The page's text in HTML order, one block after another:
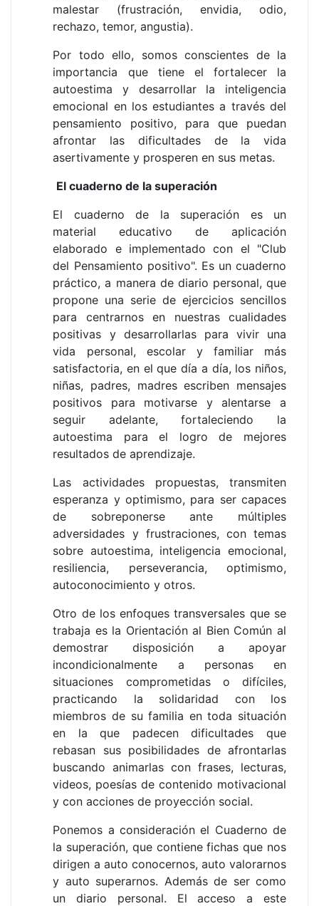
malestar (frustración, envidia, odio,
rechazo, temor, angustia).
Por todo ello, somos conscientes de la
importancia que tiene el fortalecer la
autoestima y desarrollar la inteligencia
emocional en los estudiantes a través del
pensamiento positivo, para que puedan
afrontar las dificultades de la vida
asertivamente y prosperen en sus metas.
El cuaderno de la superación
El cuaderno de la superación es un
material educativo de aplicación
elaborado e implementado con el "Club
del Pensamiento positivo". Es un cuaderno
práctico, a manera de diario personal, que
propone una serie de ejercicios sencillos
para centrarnos en nuestras cualidades
positivas y desarrollarlas para vivir una
vida personal, escolar y familiar más
satisfactoria, en el que día a día, los niños,
niñas, padres, madres escriben mensajes
positivos para motivarse y alentarse a
seguir adelante, fortaleciendo la
autoestima para el logro de mejores
resultados de aprendizaje.
Las actividades propuestas, transmiten
esperanza y optimismo, para ser capaces
de sobreponerse ante múltiples
adversidades y frustraciones, con temas
sobre autoestima, inteligencia emocional,
resiliencia, perseverancia, optimismo,
autoconocimiento y otros.
Otro de los enfoques transversales que se
trabaja es la Orientación al Bien Común al
demostrar disposición a apoyar
incondicionalmente a personas en
situaciones comprometidas o difíciles,
practicando la solidaridad con los
miembros de su familia en toda situación
en la que padecen dificultades que
rebasan sus posibilidades de afrontarlas
buscando animarlas con frases, lecturas,
videos, poesías de contenido motivacional
y con acciones de proyección social.
Ponemos a consideración el Cuaderno de
la superación, que contiene fichas que nos
dirigen a auto conocernos, auto valorarnos
y auto superarnos. Además de ser como
un diario personal. El acceso a este